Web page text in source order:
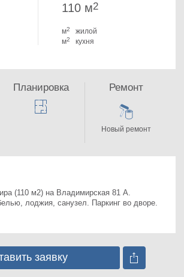
110 м2
м2
жилой
м2 кухня
лоджия, санузел. Паркинг во дворе.
Планировка Ремонт
Новый ремонт
заявку